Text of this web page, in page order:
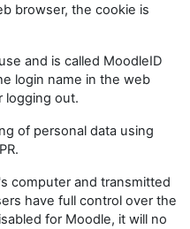
browser, the cookie is
and is called MoodleID
login name in the web
logging out.
of personal data using
computer and transmitted
have full control over the
for Moodle, it will no